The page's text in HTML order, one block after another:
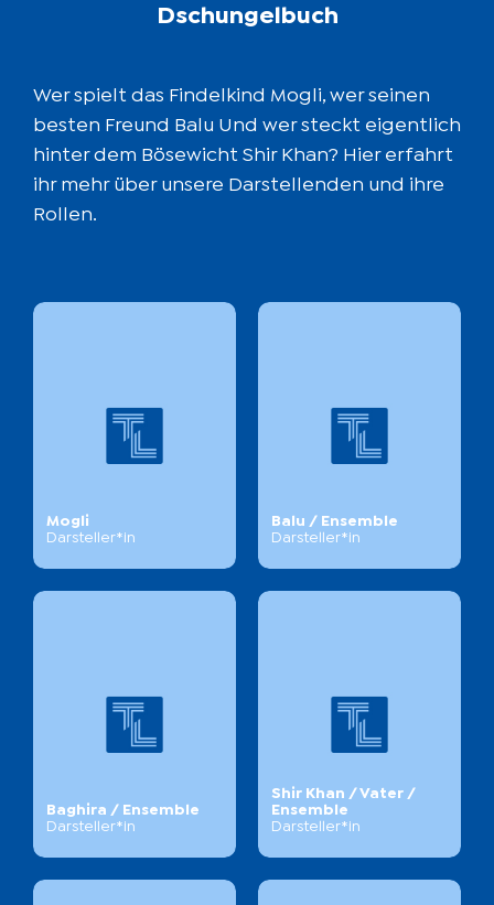
Dschungelbuch
Wer spielt das Findelkind Mogli, wer seinen
besten Freund Balu Und wer steckt eigentlich
hinter dem Bösewicht Shir Khan? Hier erfahrt
ihr mehr über unsere Darstellenden und ihre
Rollen.
Mogli
Darsteller*in
Balu / Ensemble
Darsteller*in
Baghira / Ensemble
Darsteller*in
Shir Khan / Vater /
Ensemble
Darsteller*in